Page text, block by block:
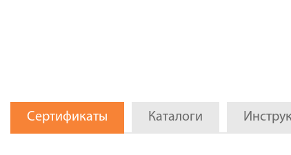
Сертификаты Каталоги